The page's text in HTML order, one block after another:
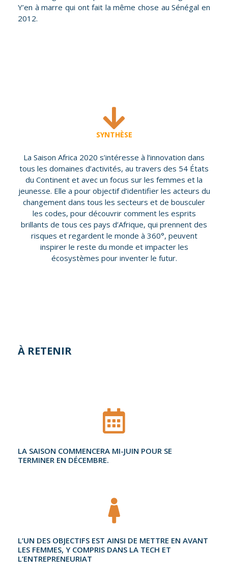
Y’en à marre qui ont fait la même chose au Sénégal en
2012.
SYNTHÈSE
La Saison Africa 2020 s’intéresse à l’innovation dans
tous les domaines d’activités, au travers des 54 États
du Continent et avec un focus sur les femmes et la
jeunesse. Elle a pour objectif d’identifier les acteurs du
changement dans tous les secteurs et de bousculer
les codes, pour découvrir comment les esprits
brillants de tous ces pays d’Afrique, qui prennent des
risques et regardent le monde à 360°, peuvent
inspirer le reste du monde et impacter les
écosystèmes pour inventer le futur.
À RETENIR
LA SAISON COMMENCERA MI-JUIN POUR SE
TERMINER EN DÉCEMBRE.
L’UN DES OBJECTIFS EST AINSI DE METTRE EN AVANT
LES FEMMES, Y COMPRIS DANS LA TECH ET
L’ENTREPRENEURIAT